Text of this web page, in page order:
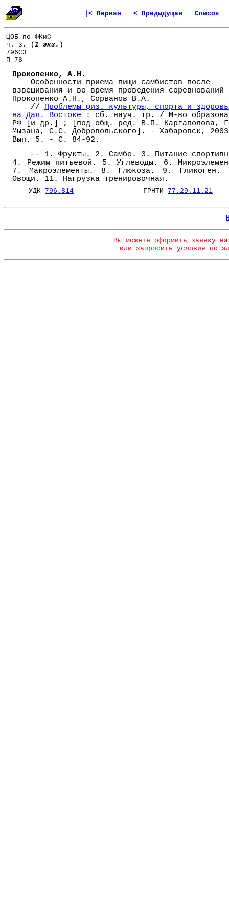
|< Первая < Предыдущая Список
ЦОБ по ФКиС
ч. з. ( 1 экз. )
796С3
П 78
Прокопенко, А.Н.
Особенности приема пищи самбистов после
взвешивания и во время проведения
Прокопенко А.Н., Сорванов В.А.
// Проблемы физ. культуры, спорта и
на Дал. Востоке : сб. науч. тр. / М-во
РФ [и др.] ; [под общ. ред. В.П. Каргаполова,
Мызана, С.С. Добровольского]. - Хабаровск,
Вып. 5. - С. 84-92.
-- 1. Фрукты. 2. Самбо. 3. Питание
4. Режим питьевой. 5. Углеводы. 6.
7. Макроэлементы. 8. Глюкоза. 9. Гликоген.
Овощи. 11. Нагрузка тренировочная.
УДК 796.814 ГРНТИ 77.29.11.21
Вы можете оформить заявку
или запросить условия по